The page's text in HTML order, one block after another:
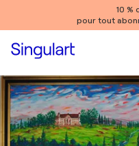
10 %
pour tout